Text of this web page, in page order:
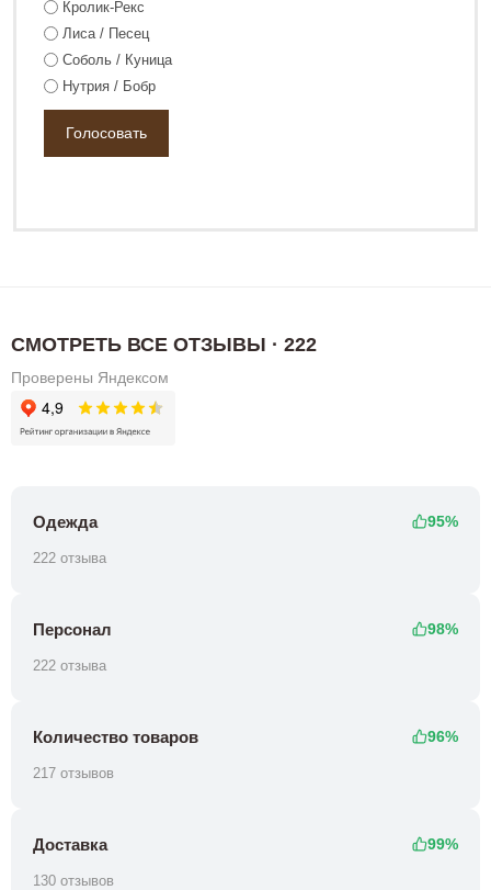
Кролик-Рекс
Лиса / Песец
Соболь / Куница
Нутрия / Бобр
СМОТРЕТЬ ВСЕ ОТЗЫВЫ · 222
Проверены Яндексом
Одежда 95%
222 отзыва
Персонал 98%
222 отзыва
Количество товаров 96%
217 отзывов
Доставка 99%
130 отзывов